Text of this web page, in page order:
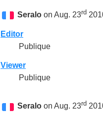
Seralo on Aug. 23rd
Editor
Publique
Viewer
Publique
Seralo on Aug. 23rd